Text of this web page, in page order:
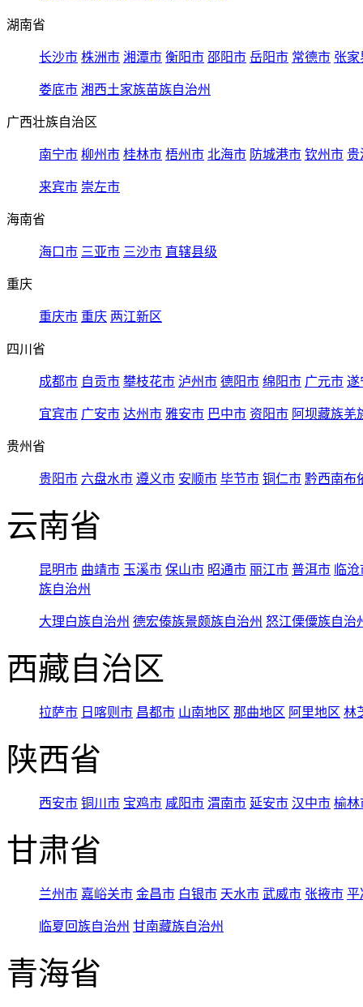
湖南省
长沙市 株洲市 湘潭市 衡阳市 邵阳市 岳阳市 常德市 张家
娄底市 湘西土家族苗族自治州
广西壮族自治区
南宁市 柳州市 桂林市 梧州市 北海市 防城港市 钦州市 贵
来宾市 崇左市
海南省
海口市 三亚市 三沙市 直辖县级
重庆
重庆市 重庆 两江新区
四川省
成都市 自贡市 攀枝花市 泸州市 德阳市 绵阳市 广元市 遂
宜宾市 广安市 达州市 雅安市 巴中市 资阳市 阿坝藏族羌
贵州省
贵阳市 六盘水市 遵义市 安顺市 毕节市 铜仁市 黔西南布
云南省
昆明市 曲靖市 玉溪市 保山市 昭通市 丽江市 普洱市 临
族自治州
大理白族自治州 德宏傣族景颇族自治州 怒江傈僳族自治
西藏自治区
拉萨市 日喀则市 昌都市 山南地区 那曲地区 阿里地区 林
陕西省
西安市 铜川市 宝鸡市 咸阳市 渭南市 延安市 汉中市 榆林
甘肃省
兰州市 嘉峪关市 金昌市 白银市 天水市 武威市 张掖市 平
临夏回族自治州 甘南藏族自治州
青海省